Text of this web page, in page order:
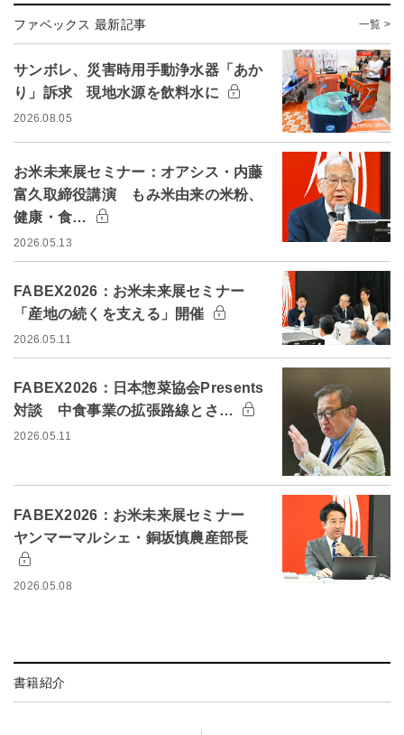
ファベックス 最新記事 一覧 >
サンボレ、災害時用手動浄水器「あか
り」訴求 現地水源を飲料水に
2026.08.05
お米未来展セミナー：オアシス・内藤
富久取締役講演 もみ米由来の米粉、
健康・食…
2026.05.13
FABEX2026：お米未来展セミナー
「産地の続くを支える」開催
2026.05.11
FABEX2026：日本惣菜協会Presents
対談 中食事業の拡張路線とさ…
2026.05.11
FABEX2026：お米未来展セミナー
ヤンマーマルシェ・銅坂慎農産部長
2026.05.08
書籍紹介